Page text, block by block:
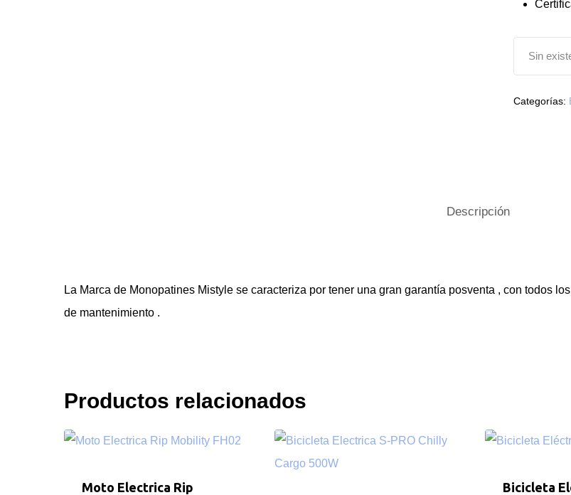
Sin
Categorías:
Descripción
La Marca de Monopatines Mistyle se caracteriza por tener una gran garantía posventa , con todos
de mantenimiento .
Productos relacionados
Moto Electrica Rip
Bicicleta